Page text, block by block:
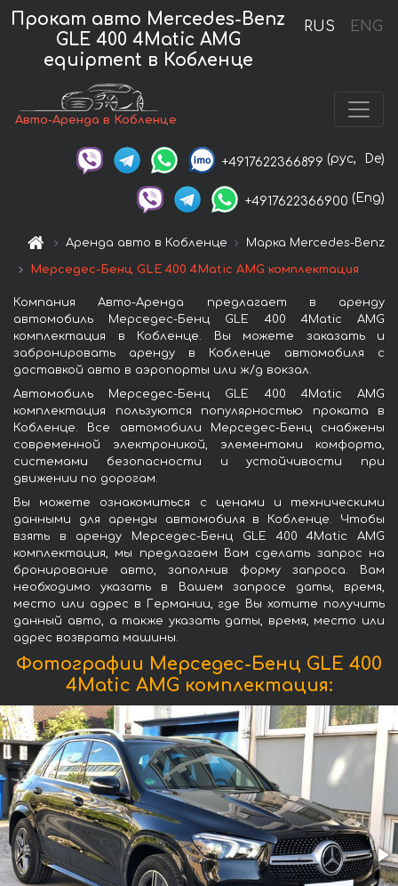
RUS ENG
Прокат авто Mercedes-Benz
GLE 400 4Matic AMG
equipment в Кобленце
Авто-Аренда в Кобленце
+4917622366899 (рус, De)
+4917622366900 (Eng)
Аренда авто в Кобленце Марка Mercedes-Benz
Мерседес-Бенц GLE 400 4Matic AMG комплектация
Компания Авто-Аренда предлагает в аренду
автомобиль Мерседес-Бенц GLE 400 4Matic AMG
комплектация в Кобленце. Вы можете заказать и
забронировать аренду в Кобленце автомобиля с
доставкой авто в аэропорты или ж/д вокзал.
Автомобиль Мерседес-Бенц GLE 400 4Matic AMG
комплектация пользуются популярностью проката в
Кобленце. Все автомобили Мерседес-Бенц снабжены
современной электроникой, элементами комфорта,
системами безопасности и устойчивости при
движении по дорогам.
Вы можете ознакомиться с ценами и техническими
данными для аренды автомобиля в Кобленце. Чтобы
взять в аренду Мерседес-Бенц GLE 400 4Matic AMG
комплектация, мы предлагаем Вам сделать запрос на
бронирование авто, заполнив форму запроса. Вам
необходимо указать в Вашем запросе даты, время,
место или адрес в Германии, где Вы хотите получить
данный авто, а также указать даты, время, место или
адрес возврата машины.
Фотографии Мерседес-Бенц GLE 400
4Matic AMG комплектация: